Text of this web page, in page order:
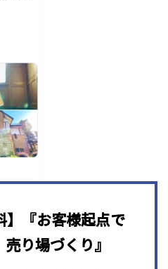
】『お客様起点で
り場づくり』